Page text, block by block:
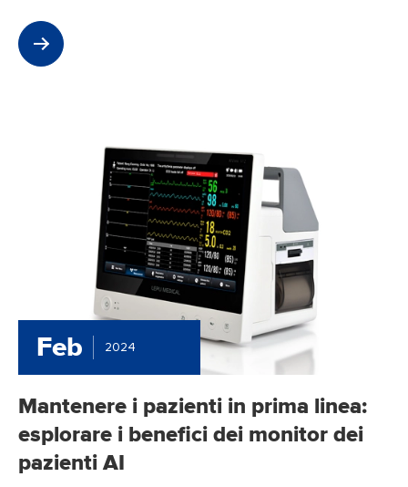
Feb 2024
Mantenere i pazienti in prima linea:
esplorare i benefici dei monitor dei
pazienti AI